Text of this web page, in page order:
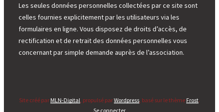
Les seules données personnelles collectées par ce site sont
celles fournies explicitement par les utilisateurs via les
formulaires en ligne. Vous disposez de droits d’accès, de
rectification et de retrait des données personnelles vous
concernant par simple demande auprès de l’association.
Site créé par MLN-Digital , propulsé parWordpress , basé sur le thème Frost.
Se connecter